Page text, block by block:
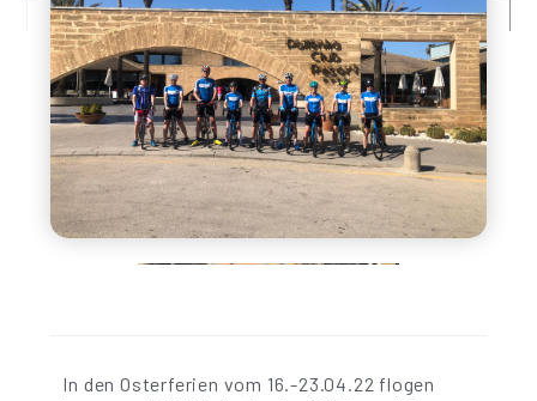
In den Osterferien vom 16.-23.04.22 flogen